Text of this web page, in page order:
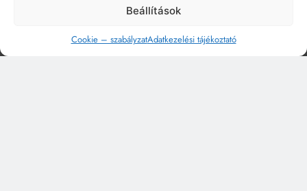
Beállítások
Cookie – szabályzatAdatkezelési tájékoztató